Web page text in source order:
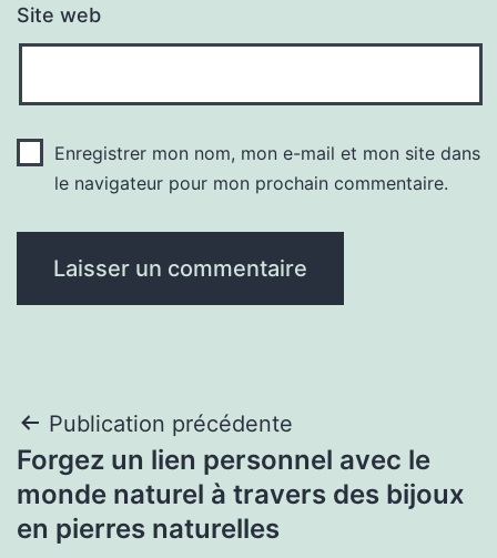
Site web
Enregistrer mon nom, mon e-mail et mon site dans
le navigateur pour mon prochain commentaire.
Navigation
de
l’article
Publication précédente
Forgez un lien personnel avec le
monde naturel à travers des bijoux
en pierres naturelles